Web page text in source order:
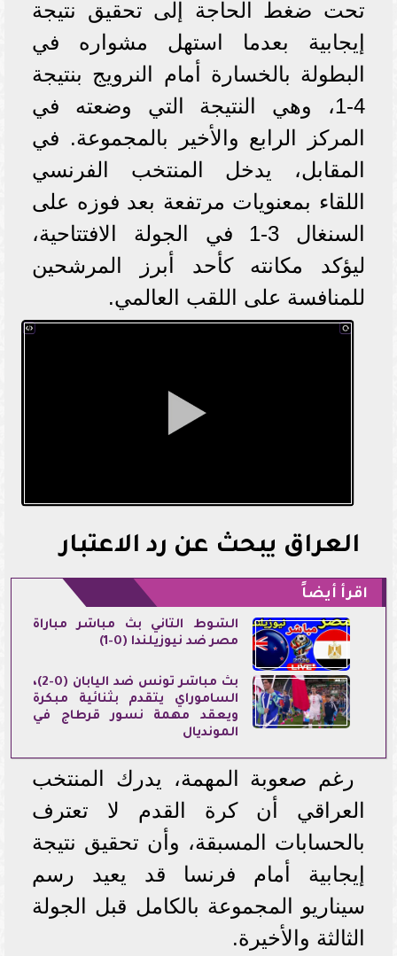
تحت ضغط الحاجة إلى تحقيق نتيجة
إيجابية بعدما استهل مشواره في
البطولة بالخسارة أمام النرويج بنتيجة
4-1، وهي النتيجة التي وضعته في
المركز الرابع والأخير بالمجموعة. في
المقابل، يدخل المنتخب الفرنسي
اللقاء بمعنويات مرتفعة بعد فوزه على
السنغال 3-1 في الجولة الافتتاحية،
ليؤكد مكانته كأحد أبرز المرشحين
للمنافسة على اللقب العالمي.
العراق يبحث عن رد الاعتبار
اقرأ أيضاً
الشوط الثاني بث مباشر مباراة
مصر ضد نيوزيلندا (0-1)
بث مباشر تونس ضد اليابان (0-2)،
الساموراي يتقدم بثنائية مبكرة
ويعقد مهمة نسور قرطاج في
المونديال
رغم صعوبة المهمة، يدرك المنتخب
العراقي أن كرة القدم لا تعترف
بالحسابات المسبقة، وأن تحقيق نتيجة
إيجابية أمام فرنسا قد يعيد رسم
سيناريو المجموعة بالكامل قبل الجولة
الثالثة والأخيرة.